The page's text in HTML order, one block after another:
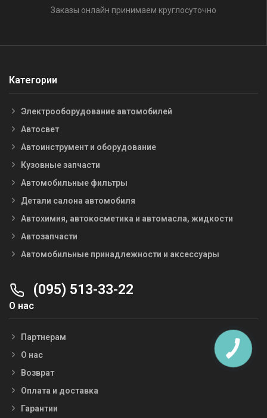
Заказы онлайн принимаем круглосуточно
Категории
Электрооборудование автомобилей
Автосвет
Автоинструмент и оборудование
Кузовные запчасти
Автомобильные фильтры
Детали салона автомобиля
Автохимия, автокосметика и автомасла, жидкости
Автозапчасти
Автомобильные принадлежности и аксессуары
(095) 513-33-22
О нас
Партнерам
О нас
Возврат
Оплата и доставка
Гарантии